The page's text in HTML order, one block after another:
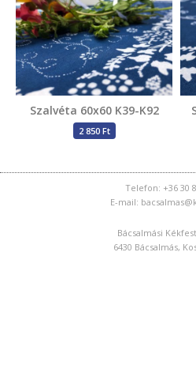
Szalvéta 60x60 K39-K92
2 850 Ft
Telefon: +36 30
E-mail:
Bácsalmási
6430 Bácsalmás,